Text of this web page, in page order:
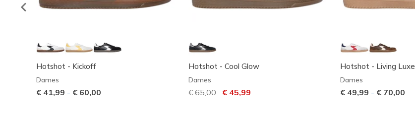
Hotshot - Kickoff
Dames
€ 41,99 - € 60,00
Hotshot - Cool Glow
Dames
Prijs verlaagd van
€ 65,00naar
€ 45,99
Hotshot - Living Luxe
Dames
€ 49,99 - € 70,00